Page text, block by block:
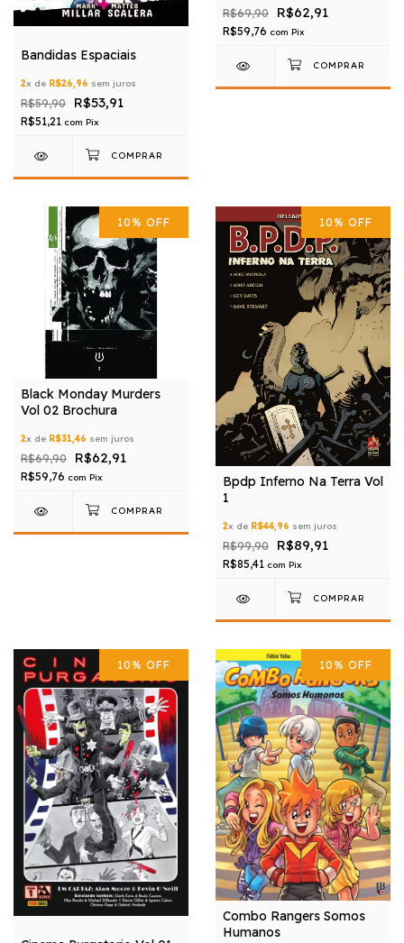
Bandidas Espaciais
2x de R$26,96 sem juros
R$59,90 R$53,91
R$51,21 com Pix
R$69,90 R$62,91
R$59,76 com Pix
10% OFF
Black Monday Murders
Vol 02 Brochura
2x de R$31,46 sem juros
R$69,90 R$62,91
R$59,76 com Pix
10% OFF
Bpdp Inferno Na Terra Vol
1
2x de R$44,96 sem juros
R$99,90 R$89,91
R$85,41 com Pix
10% OFF 10% OFF
Combo Rangers Somos
Humanos